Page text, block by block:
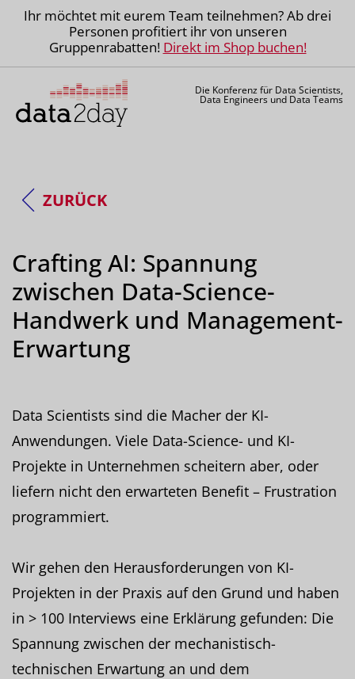
Ihr möchtet mit eurem Team teilnehmen? Ab drei
Personen profitiert ihr von unseren
Gruppenrabatten! Direkt im Shop buchen!
Die Konferenz für Data Scientists,
Data Engineers und Data Teams
ZURÜCK
Crafting AI: Spannung
zwischen Data-Science-
Handwerk und Management-
Erwartung
Data Scientists sind die Macher der KI-
Anwendungen. Viele Data-Science- und KI-
Projekte in Unternehmen scheitern aber, oder
liefern nicht den erwarteten Benefit – Frustration
programmiert.
Wir gehen den Herausforderungen von KI-
Projekten in der Praxis auf den Grund und haben
in > 100 Interviews eine Erklärung gefunden: Die
Spannung zwischen der mechanistisch-
technischen Erwartung an und dem